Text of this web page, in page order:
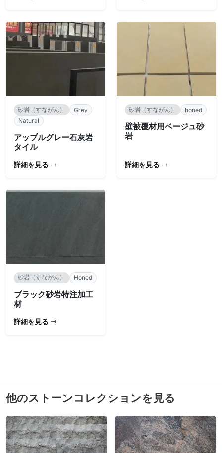
砂岩（すながん）
Grey
Natural
アップルグレー石灰岩
タイル
詳細を見る
砂岩（すながん） honed
壁被覆材用ベージュ砂
岩
詳細を見る
砂岩（すながん） Honed
ブラック砂岩特注加工
材
詳細を見る
他のストーンコレクションを見る